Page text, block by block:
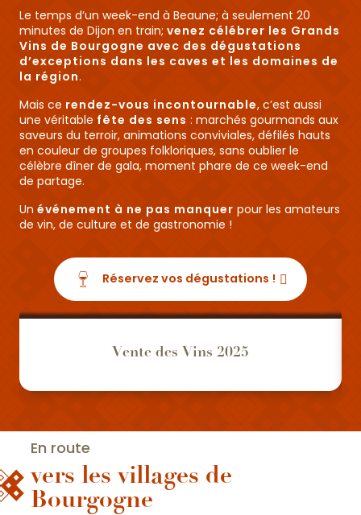
Le temps d’un week-end à Beaune; à seulement 20
minutes de Dijon en train; venez célébrer les Grands
Vins de Bourgogne avec des dégustations
d’exceptions dans les caves et les domaines de
la région.
Mais ce rendez-vous incontournable, c’est aussi
une véritable fête des sens : marchés gourmands aux
saveurs du terroir, animations conviviales, défilés hauts
en couleur de groupes folkloriques, sans oublier le
célèbre dîner de gala, moment phare de ce week-end
de partage.
Un événement à ne pas manquer pour les amateurs
de vin, de culture et de gastronomie !
Réservez vos dégustations !
Vente des Vins 2025
En route
vers les villages de
Bourgogne